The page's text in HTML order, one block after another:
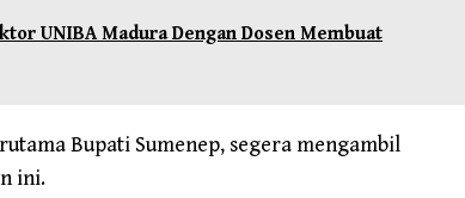
UNIBA Madura Dengan Dosen Membuat
Bupati Sumenep, segera mengambil
ini.